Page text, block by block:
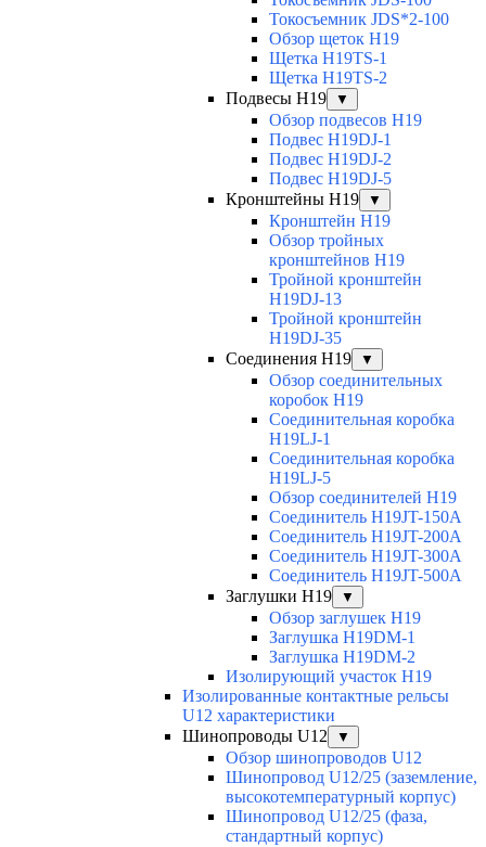
Токосъемник JDS*2-100
Обзор щеток H19
Щетка H19TS-1
Щетка H19TS-2
Подвесы H19
▼
Обзор подвесов H19
Подвес H19DJ-1
Подвес H19DJ-2
Подвес H19DJ-5
Кронштейны H19
▼
Кронштейн H19
Обзор тройных
кронштейнов H19
Тройной кронштейн
H19DJ-13
Тройной кронштейн
H19DJ-35
Соединения H19
▼
Обзор соединительных
коробок H19
Соединительная коробка
H19LJ-1
Соединительная коробка
H19LJ-5
Обзор соединителей H19
Соединитель H19JT-150A
Соединитель H19JT-200A
Соединитель H19JT-300A
Соединитель H19JT-500A
Заглушки H19
▼
Обзор заглушек H19
Заглушка H19DM-1
Заглушка H19DM-2
Изолирующий участок H19
Изолированные контактные рельсы
U12 характеристики
Шинопроводы U12
▼
Обзор шинопроводов U12
Шинопровод U12/25 (заземление,
высокотемпературный корпус)
Шинопровод U12/25 (фаза,
стандартный корпус)